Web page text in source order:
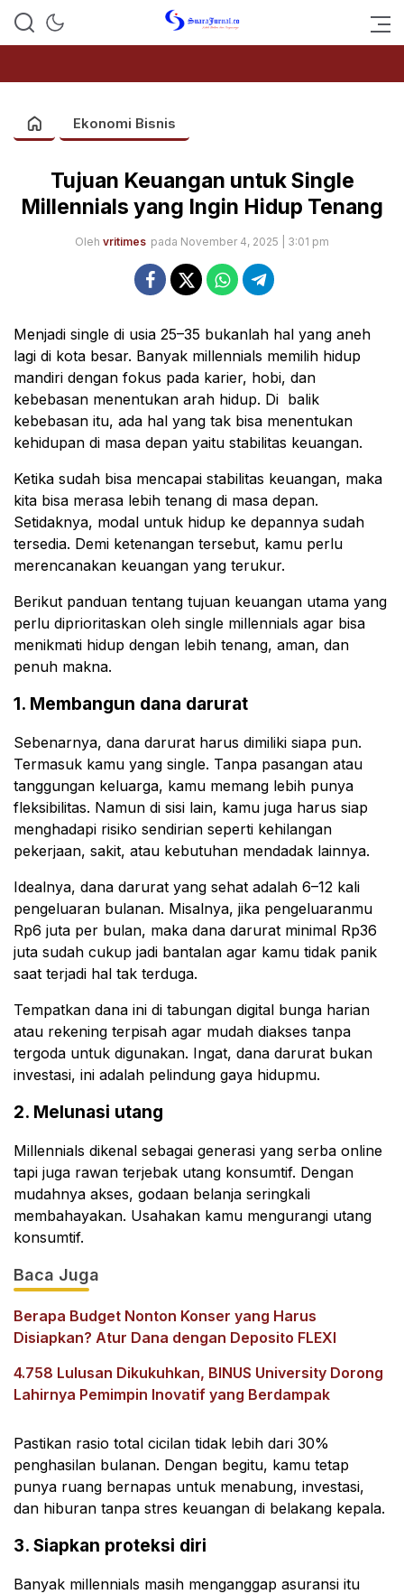
SUARAJURNAL.CO
Ekonomi Bisnis
Tujuan Keuangan untuk Single
Millennials yang Ingin Hidup Tenang
Oleh vritimes pada November 4, 2025 | 3:01 pm
Menjadi single di usia 25–35 bukanlah hal yang aneh
lagi di kota besar. Banyak millennials memilih hidup
mandiri dengan fokus pada karier, hobi, dan
kebebasan menentukan arah hidup. Di balik
kebebasan itu, ada hal yang tak bisa menentukan
kehidupan di masa depan yaitu stabilitas keuangan.
Ketika sudah bisa mencapai stabilitas keuangan, maka
kita bisa merasa lebih tenang di masa depan.
Setidaknya, modal untuk hidup ke depannya sudah
tersedia. Demi ketenangan tersebut, kamu perlu
merencanakan keuangan yang terukur.
Berikut panduan tentang tujuan keuangan utama yang
perlu diprioritaskan oleh single millennials agar bisa
menikmati hidup dengan lebih tenang, aman, dan
penuh makna.
1. Membangun dana darurat
Sebenarnya, dana darurat harus dimiliki siapa pun.
Termasuk kamu yang single. Tanpa pasangan atau
tanggungan keluarga, kamu memang lebih punya
fleksibilitas. Namun di sisi lain, kamu juga harus siap
menghadapi risiko sendirian seperti kehilangan
pekerjaan, sakit, atau kebutuhan mendadak lainnya.
Idealnya, dana darurat yang sehat adalah 6–12 kali
pengeluaran bulanan. Misalnya, jika pengeluaranmu
Rp6 juta per bulan, maka dana darurat minimal Rp36
juta sudah cukup jadi bantalan agar kamu tidak panik
saat terjadi hal tak terduga.
Tempatkan dana ini di tabungan digital bunga harian
atau rekening terpisah agar mudah diakses tanpa
tergoda untuk digunakan. Ingat, dana darurat bukan
investasi, ini adalah pelindung gaya hidupmu.
2. Melunasi utang
Millennials dikenal sebagai generasi yang serba online
tapi juga rawan terjebak utang konsumtif. Dengan
mudahnya akses, godaan belanja seringkali
membahayakan. Usahakan kamu mengurangi utang
konsumtif.
Baca Juga
Berapa Budget Nonton Konser yang Harus
Disiapkan? Atur Dana dengan Deposito FLEXI
4.758 Lulusan Dikukuhkan, BINUS University Dorong
Lahirnya Pemimpin Inovatif yang Berdampak
Pastikan rasio total cicilan tidak lebih dari 30%
penghasilan bulanan. Dengan begitu, kamu tetap
punya ruang bernapas untuk menabung, investasi,
dan hiburan tanpa stres keuangan di belakang kepala.
3. Siapkan proteksi diri
Banyak millennials masih menganggap asuransi itu